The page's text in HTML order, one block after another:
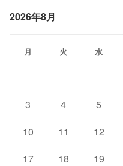
2026年8月
月 火 水
3
4 5
10
11 12
17
18 19